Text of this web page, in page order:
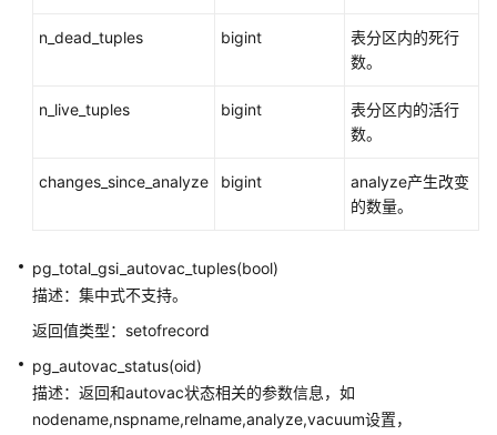
信
数
发
数
函
数
提
n_dead_tuples bigint
表分区内的死行
数。
n_live_tuples bigint
表分区内的活行
数。
changes_since_analyze bigint
analyze产生改变
的数量。
pg_total_gsi_autovac_tuples(bool)
描述：集中式不支持。
返回值类型：setofrecord
pg_autovac_status(oid)
描述：返回和autovac状态相关的参数信息，如
nodename,nspname,relname,analyze,vacuum设置，